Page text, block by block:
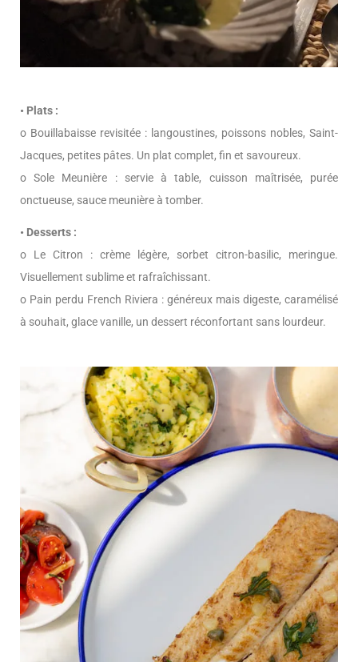
• Plats :
o Bouillabaisse revisitée : langoustines, poissons nobles, Saint-
Jacques, petites pâtes. Un plat complet, fin et savoureux.
o Sole Meunière : servie à table, cuisson maîtrisée, purée
onctueuse, sauce meunière à tomber.
• Desserts :
o Le Citron : crème légère, sorbet citron-basilic, meringue.
Visuellement sublime et rafraîchissant.
o Pain perdu French Riviera : généreux mais digeste, caramélisé
à souhait, glace vanille, un dessert réconfortant sans lourdeur.